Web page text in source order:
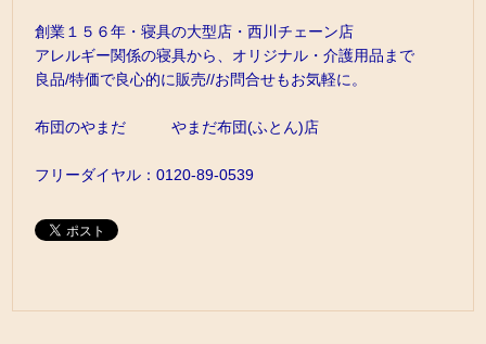
創業１５６年・寝具の大型店・西川チェーン店
アレルギー関係の寝具から、オリジナル・介護用品まで
良品/特価で良心的に販売//お問合せもお気軽に。
布団のやまだ やまだ布団(ふとん)店
フリーダイヤル：0120-89-0539